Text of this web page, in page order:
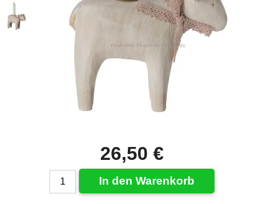
26,50 €
In den Warenkorb